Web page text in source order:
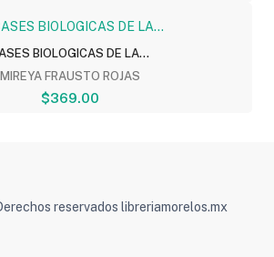
BIOLOGICAS DE LA...
MIREYA FRAUSTO ROJAS
$369.00
reservados libreriamorelos.mx